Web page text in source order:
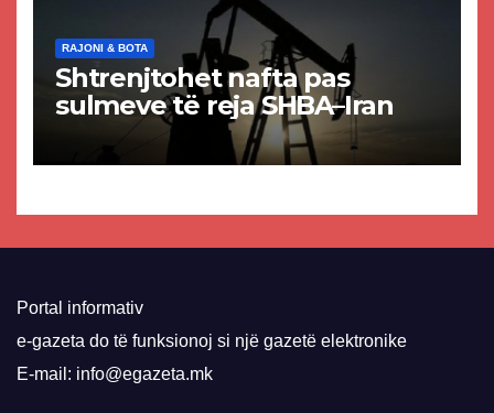
RAJONI & BOTA
Shtrenjtohet nafta pas
sulmeve të reja SHBA–Iran
Portal informativ
e-gazeta do të funksionoj si një gazetë elektronike
E-mail: info@egazeta.mk